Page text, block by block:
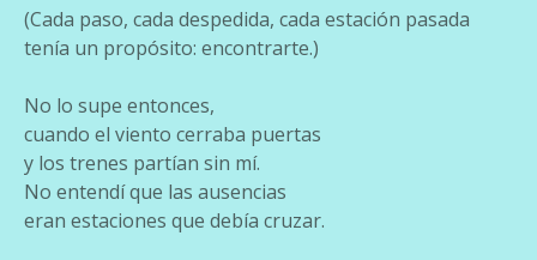
(Cada paso, cada despedida, cada estación pasada
tenía un propósito: encontrarte.)
No lo supe entonces,
cuando el viento cerraba puertas
y los trenes partían sin mí.
No entendí que las ausencias
eran estaciones que debía cruzar.